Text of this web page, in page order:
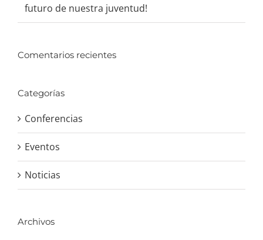
futuro de nuestra juventud!
Comentarios recientes
Categorías
Conferencias
Eventos
Noticias
Archivos